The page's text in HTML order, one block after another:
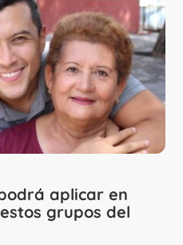
aplicar en
grupos del